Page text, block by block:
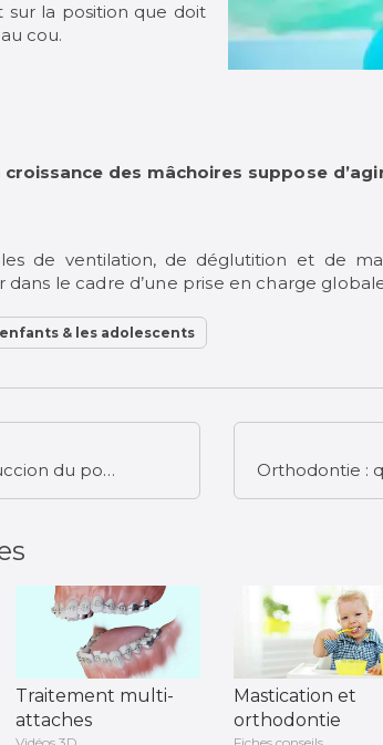
sur la position que doit
cou.
des mâchoires suppose
de ventilation, de déglutition et de
dans le cadre d’une prise en charge
& les adolescents
Impact de la succion du pouce sur l’ensemble bucco-dentaire
Traitement multi-
attaches
Mastication et
orthodontie